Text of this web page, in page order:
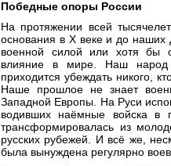
Победные опоры России
На протяжении всей
основания в X веке и до наших
военной силой или хотя бы
влияние в мире. Наш
приходится убеждать никого,
Наше прошлое не знает
Западной Европы. На Руси
водивших наёмные войска в
трансформировалась из
русских рубежей. И всё же,
была вынуждена регулярно